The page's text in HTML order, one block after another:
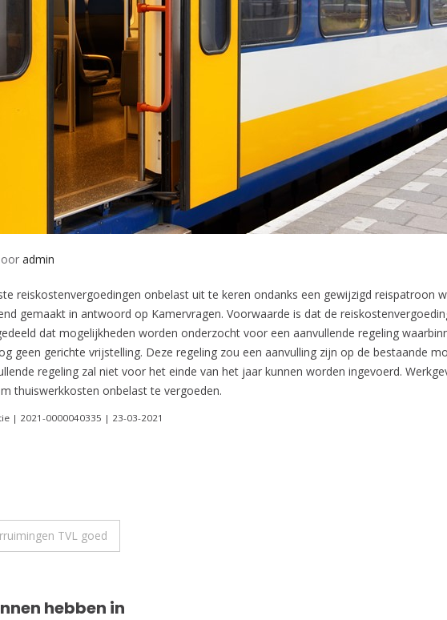
admin
reiskostenvergoedingen onbelast uit te keren ondanks een gewijzigd reispatroon
gemaakt in antwoord op Kamervragen. Voorwaarde is dat de
dat mogelijkheden worden onderzocht voor een aanvullende regeling
geen gerichte vrijstelling. Deze regeling zou een aanvulling zijn op de bestaande
regeling zal niet voor het einde van het jaar kunnen worden ingevoerd.
thuiswerkkosten onbelast te vergoeden.
| 2021-0000040335 | 23-03-2021
TVL goed
hebben in